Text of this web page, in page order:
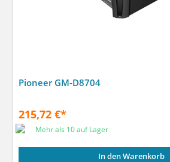
Pioneer GM-D8704
215,72 €*
Mehr als 10 auf Lager
In den Warenkorb